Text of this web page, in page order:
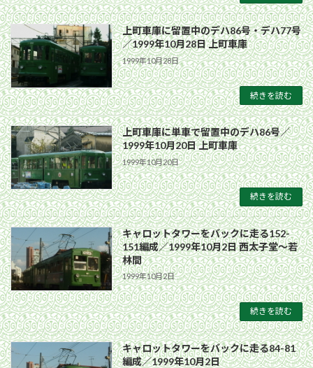
上町車庫に留置中のデハ86号・デハ77号
／1999年10月28日 上町車庫
1999年10月28日
続きを読む
上町車庫に単車で留置中のデハ86号／
1999年10月20日 上町車庫
1999年10月20日
続きを読む
キャロットタワーをバックに走る152-
151編成／1999年10月2日 西太子堂〜若
林間
1999年10月2日
続きを読む
キャロットタワーをバックに走る84-81
編成／1999年10月2日